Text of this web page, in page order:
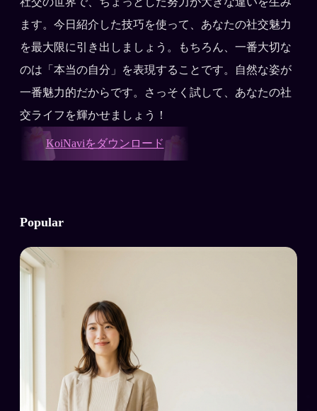
ます。今日紹介した技巧を使って、あなたの社交魅力
を最大限に引き出しましょう。もちろん、一番大切な
のは「本当の自分」を表現することです。自然な姿が
一番魅力的だからです。さっそく試して、あなたの社
交ライフを輝かせましょう！
KoiNaviをダウンロード
Popular